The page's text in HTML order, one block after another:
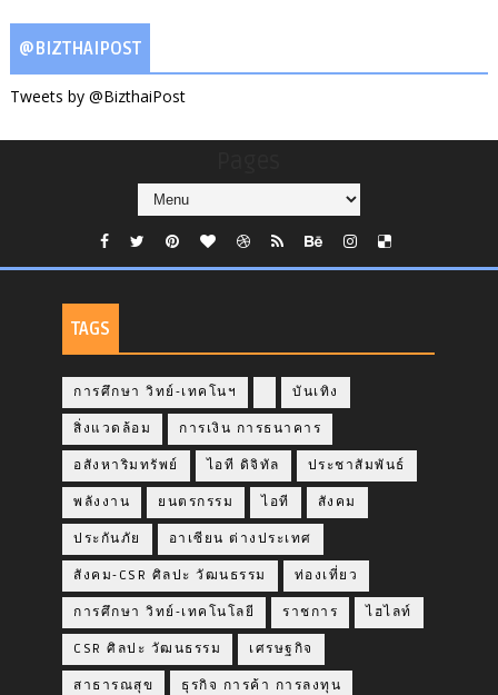
@BIZTHAIPOST
Tweets by @BizthaiPost
TAGS
การศึกษา วิทย์-เทคโนฯ บันเทิง
สิ่งแวดล้อม การเงิน การธนาคาร
อสังหาริมทรัพย์ ไอที ดิจิทัล ประชาสัมพันธ์
พลังงาน ยนตรกรรม ไอที สังคม
ประกันภัย อาเซียน ต่างประเทศ
สังคม-CSR ศิลปะ วัฒนธรรม ท่องเที่ยว
การศึกษา วิทย์-เทคโนโลยี ราชการ ไฮไลท์
CSR ศิลปะ วัฒนธรรม เศรษฐกิจ
สาธารณสุข ธุรกิจ การค้า การลงทุน